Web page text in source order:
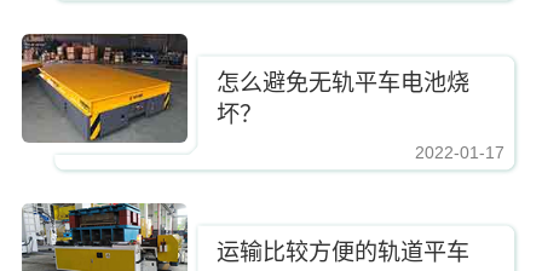
怎么避免无轨平车电池烧
坏？
2022-01-17
运输比较方便的轨道平车